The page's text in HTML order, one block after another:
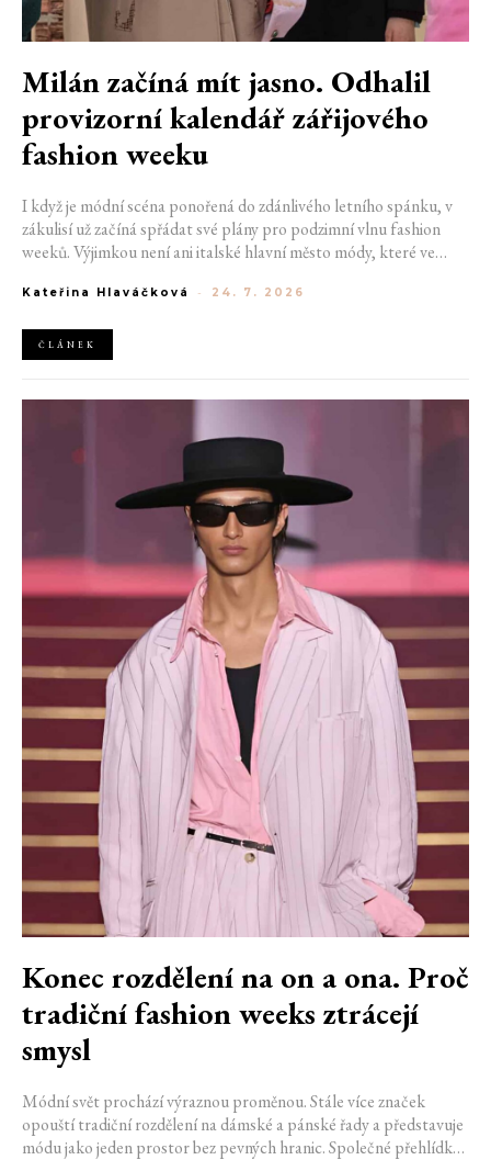
Milán začíná mít jasno. Odhalil
provizorní kalendář zářijového
fashion weeku
I když je módní scéna ponořená do zdánlivého letního spánku, v
zákulisí už začíná spřádat své plány pro podzimní vlnu fashion
weeků. Výjimkou není ani italské hlavní město módy, které ve
22. do 28. září přivítá tradiční jména, pozornost však zaměří
Moschino.
Kateřina Hlaváčková - 24. 7. 2026
ČLÁNEK
Konec rozdělení na on a ona. Proč
tradiční fashion weeks ztrácejí
smysl
Módní svět prochází výraznou proměnou. Stále více značek
opouští tradiční rozdělení na dámské a pánské řady a představuje
módu jako jeden prostor bez pevných hranic. Společné přehlídky,